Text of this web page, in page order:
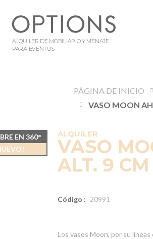
ALQUILER DE MOBILIARIO Y MENAJE
PARA EVENTOS
PÁGINA DE INICIO
ALQUILER
VASO
ALT. 9
Código : 20991
Los vasos Moon, por su
EN 360°